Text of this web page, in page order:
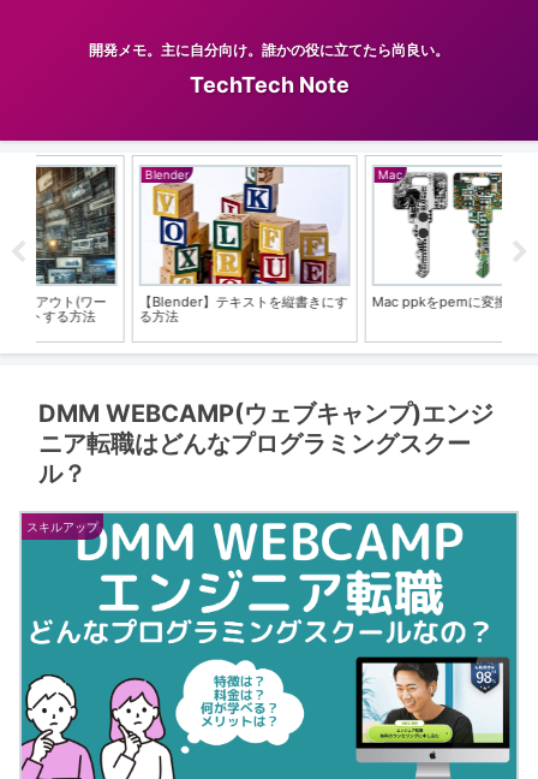
開発メモ。主に自分向け。誰かの役に立てたら尚良い。
TechTech Note
Blender
【Blender】テキストを縦書きにす
る方法
Mac ppkをpemに変換
DMM WEBCAMP(ウェブキャンプ)エンジ
ニア転職はどんなプログラミングスクー
ル？
スキルアップ